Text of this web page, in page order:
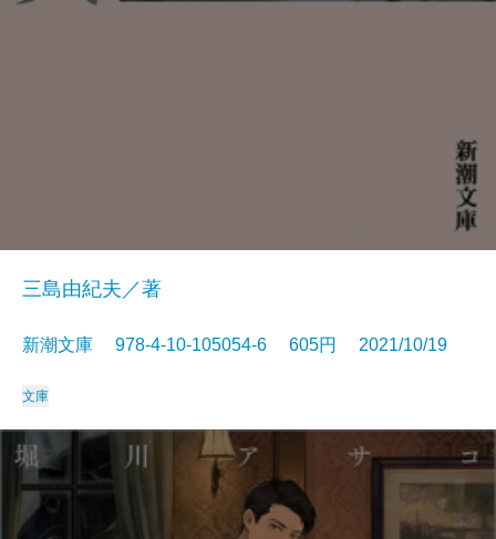
三島由紀夫／著
新潮文庫 978-4-10-105054-6 605円 2021/10/19
文庫